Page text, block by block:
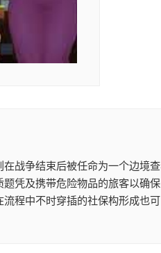
战争结束后被任命为一个边境
凭及携带危险物品的旅客以确
程中不时穿插的社保构形成也